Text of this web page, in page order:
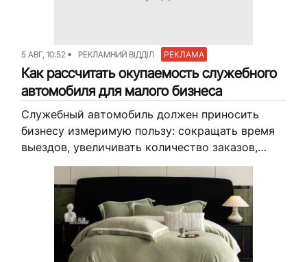
Редакционная
политика
5 АВГ, 10:52 РЕКЛАМНИЙ ВІДДІЛ РЕКЛАМА
Как рассчитать окупаемость служебного
автомобиля для малого бизнеса
Служебный автомобиль должен приносить
бизнесу измеримую пользу: сокращать время
выездов, увеличивать количество заказов,
уменьшать расходы на стороннюю доставку
или обеспечивать работу мобильной команды.
Если эта польза не посчитана, транспорт